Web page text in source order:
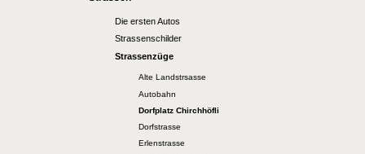
Die ersten Autos
Strassenschilder
Strassenzüge
Alte Landstrsasse
Autobahn
Dorfplatz Chirchhöfli
Dorfstrasse
Erlenstrasse